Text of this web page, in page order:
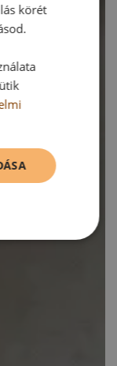
körét